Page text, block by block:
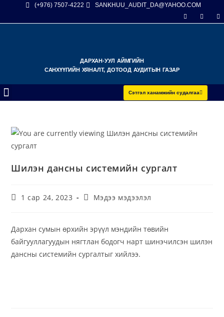
(+976) 7507-4222 SANKHUU_AUDIT_DA@YAHOO.COM
ДАРХАН-УУЛ АЙМГИЙН
САНХҮҮГИЙН ХЯНАЛТ, ДОТООД АУДИТЫН ГАЗАР
Сэтгэл ханамжийн судалгаа
Шилэн дансны системийн сургалт
1 сар 24, 2023 Мэдээ мэдээлэл
Дархан сумын өрхийн эрүүл мэндийн төвийн
байгууллагуудын нягтлан бодогч нарт шинэчилсэн шилэн
дансны системийн сургалтыг хийлээ.